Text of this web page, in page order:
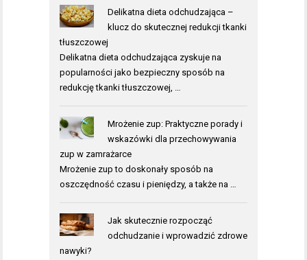
Delikatna dieta odchudzająca –
klucz do skutecznej redukcji tkanki
tłuszczowej
Delikatna dieta odchudzająca zyskuje na
popularności jako bezpieczny sposób na
redukcję tkanki tłuszczowej, …
Mrożenie zup: Praktyczne porady i
wskazówki dla przechowywania
zup w zamrażarce
Mrożenie zup to doskonały sposób na
oszczędność czasu i pieniędzy, a także na …
Jak skutecznie rozpocząć
odchudzanie i wprowadzić zdrowe
nawyki?